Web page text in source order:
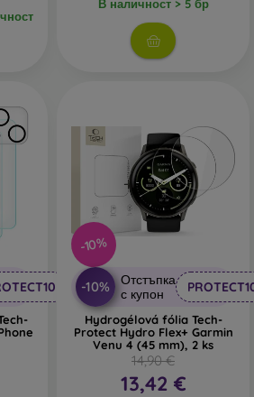
В наличност > 5 бр
-10%
-10%
Отстъпка
с купон
Hydrogélová fólia Tech-
Protect Hydro Flex+ Garmin
Venu 4 (45 mm), 2 ks
14,90 €
13,42 €